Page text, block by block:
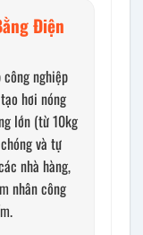
Điện
nghiệp
hơi nóng
lớn (từ 10kg
và tự
nhà hàng,
nhân công